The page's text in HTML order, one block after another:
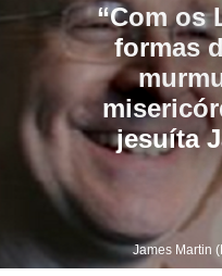
“Com os
formas
jesuíta
James Martin